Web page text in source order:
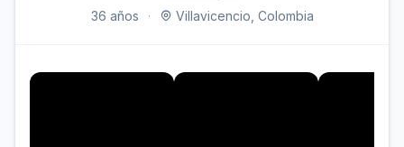
36 años · Villavicencio, Colombia